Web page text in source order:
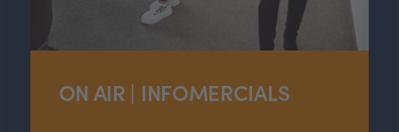
ON AIR | INFOMERCIALS